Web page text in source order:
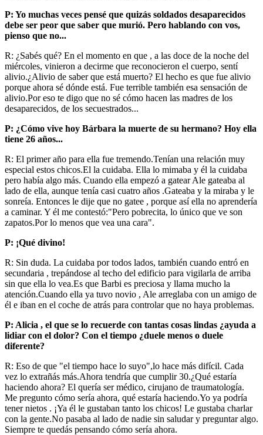
P: Yo muchas veces pensé que quizás soldados desaparecidos
debe ser peor que saber que murió. Pero hablando con vos,
pienso que no...
R: ¿Sabés qué? En el momento en que , a las doce de la noche del
miércoles, vinieron a decirme que reconocieron el cuerpo, sentí
alivio.¿Alivio de saber que está muerto? El hecho es que fue alivio
porque ahora sé dónde está. Fue terrible también esa sensación de
alivio.Por eso te digo que no sé cómo hacen las madres de los
desaparecidos, de los secuestrados...
P: ¿Cómo vive hoy Bárbara la muerte de su hermano? Hoy ella
tiene 26 años...
R: El primer año para ella fue tremendo.Tenían una relación muy
especial estos chicos.El la cuidaba. Ella lo mimaba y él la cuidaba
pero había algo más. Cuando ella empezó a gatear Ale gateaba al
lado de ella, aunque tenía casi cuatro años .Gateaba y la miraba y le
sonreía. Entonces le dije que no gatee , porque así ella no aprendería
a caminar. Y él me contestó:"Pero pobrecita, lo único que ve son
zapatos.Por lo menos que vea una cara".
P: ¡Qué divino!
R: Sin duda. La cuidaba por todos lados, también cuando entró en
secundaria , trepándose al techo del edificio para vigilarla de arriba
sin que ella lo vea.Es que Barbi es preciosa y llama mucho la
atención.Cuando ella ya tuvo novio , Ale arreglaba con un amigo de
él e iban en el coche de atrás para controlar que no haya problemas.
P: Alicia , el que se lo recuerde con tantas cosas lindas ¿ayuda a
lidiar con el dolor? Con el tiempo ¿duele menos o duele
diferente?
R: Eso de que "el tiempo hace lo suyo",lo hace más difícil. Cada
vez lo extrañás más.Ahora tendría que cumplir 30.¿Qué estaría
haciendo ahora? El quería ser médico, cirujano de traumatología.
Me pregunto cómo sería ahora, qué estaría haciendo.Yo ya podría
tener nietos . ¡Ya él le gustaban tanto los chicos! Le gustaba charlar
con la gente.No pasaba al lado de nadie sin saludar y preguntar algo.
Siempre te quedás pensando cómo sería ahora.